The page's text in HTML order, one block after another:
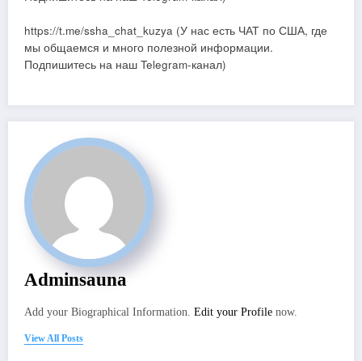
https://t.me/ssha_chat_kuzya (У нас есть ЧАТ по США, где
мы общаемся и много полезной информации.
Подпишитесь на наш Telegram-канал)
Adminsauna
Add your Biographical Information. Edit your Profile now.
View All Posts